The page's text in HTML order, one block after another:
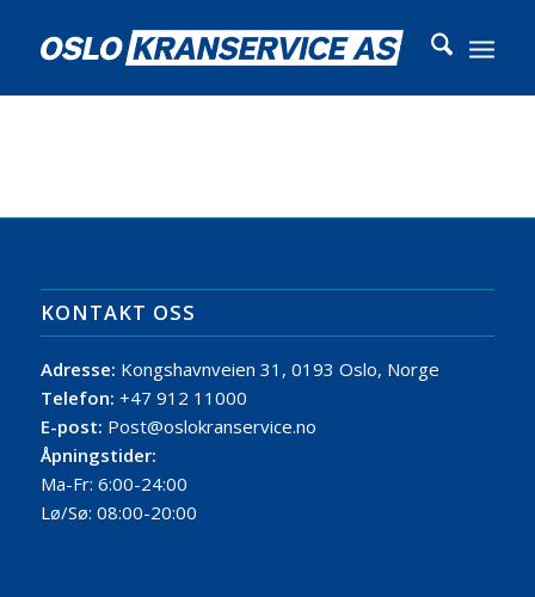
KONTAKT OSS
Adresse: Kongshavnveien 31, 0193 Oslo, Norge
Telefon: +47 912 11000
E-post: Post@oslokranservice.no
Åpningstider:
Ma-Fr: 6:00-24:00
Lø/Sø: 08:00-20:00